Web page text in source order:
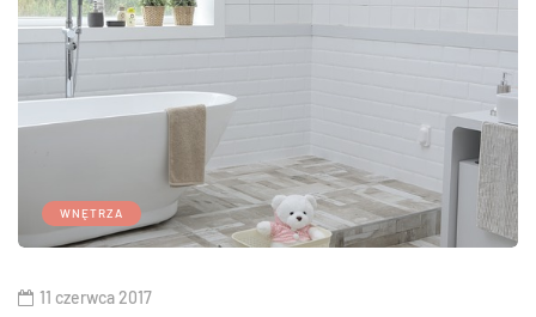
WNĘTRZA
11 czerwca 2017